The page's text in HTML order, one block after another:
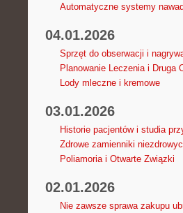
Automatyczne systemy
04.01.2026
Sprzęt do obserwacji i
Planowanie Leczenia i Druga
Lody mleczne i kremowe
03.01.2026
Historie pacjentów i studia
Zdrowe zamienniki
Poliamoria i Otwarte Związki
02.01.2026
Nie zawsze sprawa zakupu